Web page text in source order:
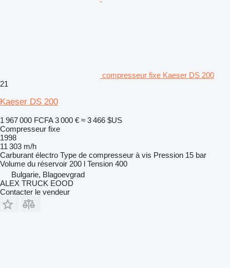
compresseur fixe Kaeser DS 200
21
Kaeser DS 200
1 967 000 FCFA 3 000 € ≈ 3 466 $US
Compresseur fixe
1998
11 303 m/h
Carburant électro Type de compresseur à vis Pression 15 bar
Volume du réservoir 200 l Tension 400
Bulgarie, Blagoevgrad
ALEX TRUCK EOOD
Contacter le vendeur